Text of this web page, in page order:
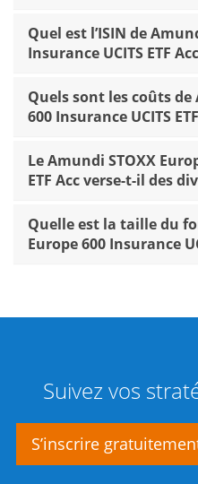
Quel est l’ISIN de
Insurance UCITS ETF
Quels sont les coûts de
600 Insurance UCITS
Le Amundi STOXX
ETF Acc verse-t-il des
Quelle est la taille du
Europe 600 Insurance
Suivez vos
S’inscrire